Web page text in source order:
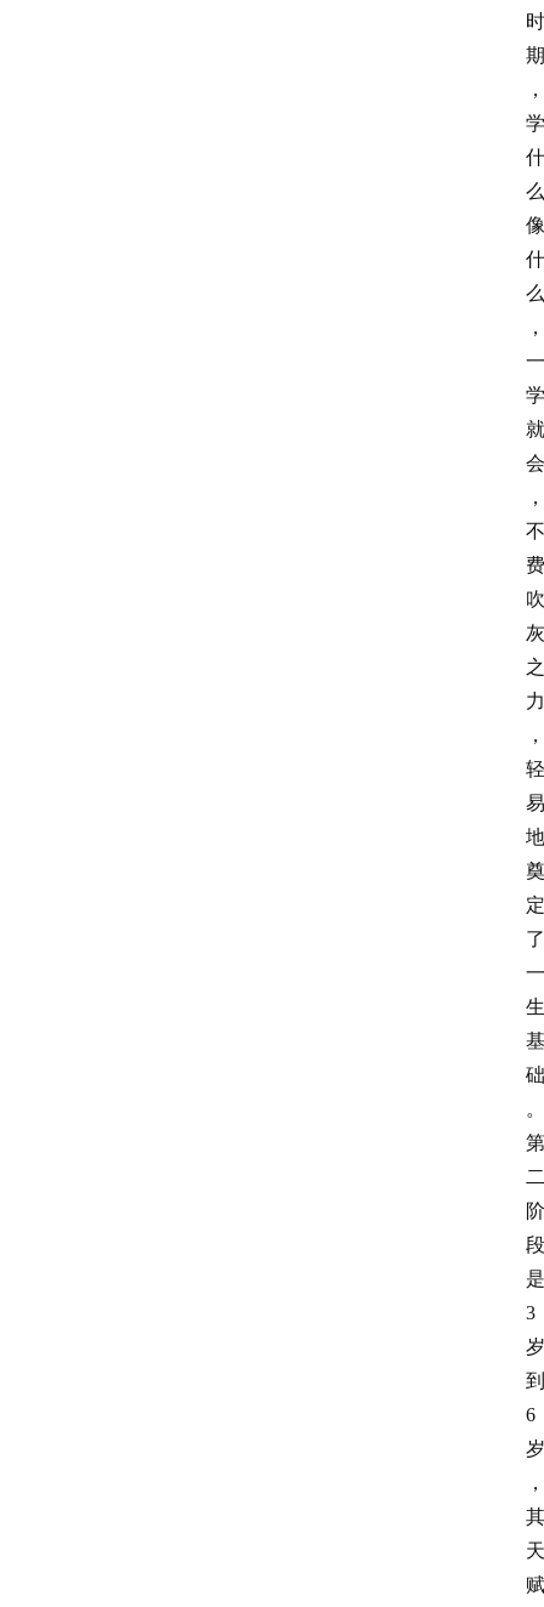
时
期
，
学
什
么
像
什
么
，
一
学
就
会
，
不
费
吹
灰
之
力
，
轻
易
地
奠
定
了
一
生
基
础
。
第
二
阶
段
是
3
岁
到
6
岁
，
其
天
赋